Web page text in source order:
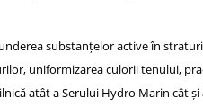
substanțelor active în
uniformizarea culorii tenului,
atât a Serului Hydro Marin cât și